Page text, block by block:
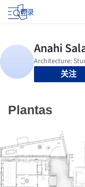
登录
关注
Plantas